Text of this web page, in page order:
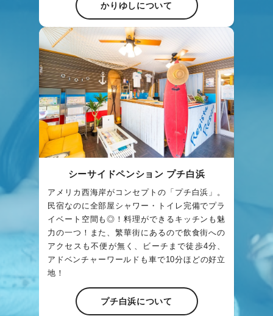
かりゆしについて
シーサイドペンション プチ白浜
アメリカ西海岸がコンセプトの「プチ白浜」。
民宿なのに全部屋シャワー・トイレ完備でプラ
イベート空間も◎！料理ができるキッチンも魅
力の一つ！また、繁華街にあるので飲食街への
アクセスも不便が無く、ビーチまで徒歩4分、
アドベンチャーワールドも車で10分ほどの好立
地！
プチ白浜について